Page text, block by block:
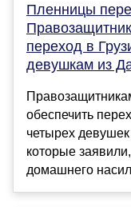
Пленницы
переход в
девушкам из
обеспечить
четырех девушек
которые
домашнего